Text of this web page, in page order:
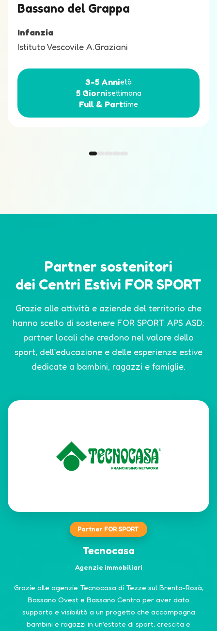
Bassano del Grappa
Infanzia
Istituto Vescovile A.Graziani
3-5 Annietà
5 Giornisettimana
Full & Parttime
Partner sostenitori
dei Centri Estivi FOR SPORT
Grazie alle attività e aziende del territorio che
hanno scelto di sostenere FOR SPORT APS ASD:
partner locali che credono nel valore dello
sport, dell’educazione e delle esperienze estive
dedicate a bambini, ragazzi e famiglie.
Partner FOR SPORT
Tecnocasa
Agenzie immobiliari
Grazie alle agenzie Tecnocasa di Tezze sul Brenta-Rosà,
Bassano Ovest e Bassano Centro per aver dato
supporto e visibilità a un progetto che accompagna
bambini e ragazzi in un’estate di sport, crescita e